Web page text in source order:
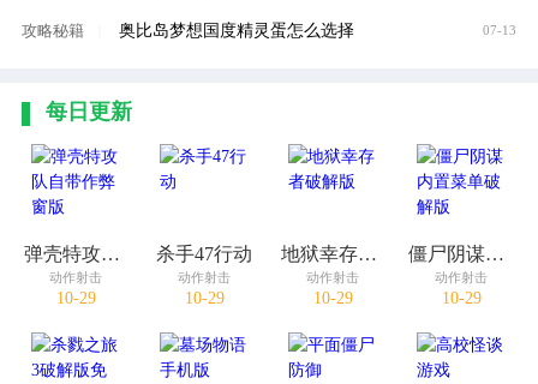
攻略秘籍 奥比岛梦想国度精灵蛋怎么选择 07-13
每日更新
弹壳特攻队自带作弊窗版
动作射击
10-29
杀手47行动
动作射击
10-29
地狱幸存者破解版
动作射击
10-29
僵尸阴谋内置菜单破解版
动作射击
10-29